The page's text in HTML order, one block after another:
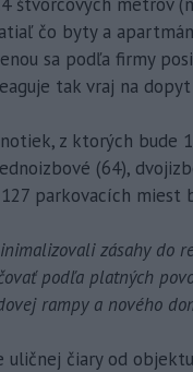
čo byty a
sa podľa firmy
tak vraj na
z ktorých bude
(64),
parkovacích miest
zásahy do
podľa platných
rampy a nového
čiary od